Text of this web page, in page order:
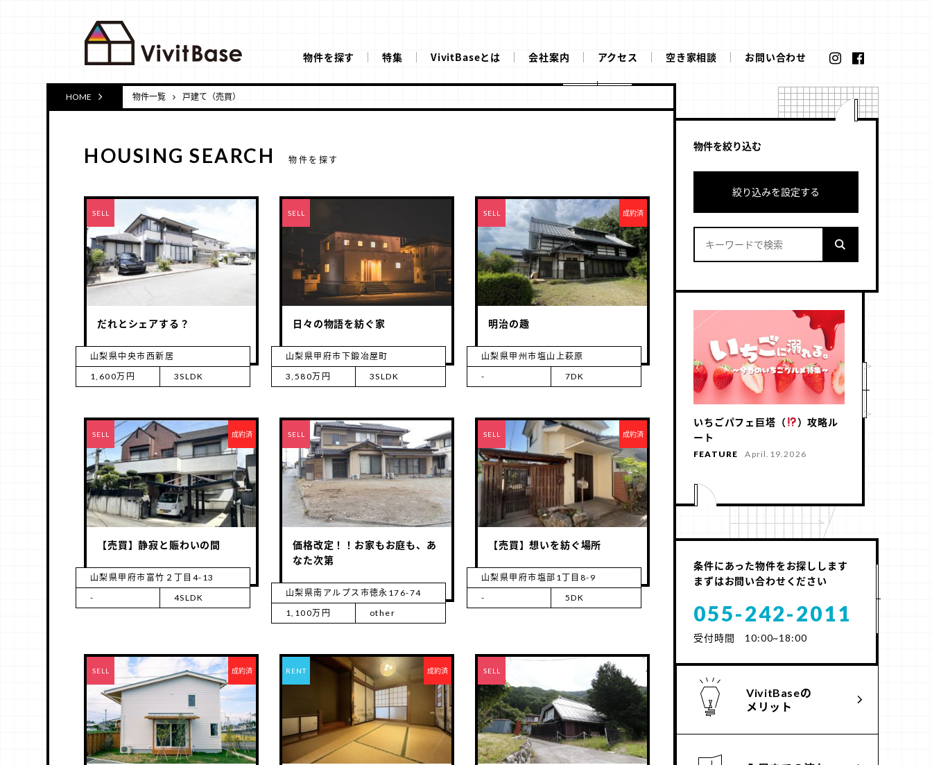
物件を探す 特集 VivitBaseとは 会社案内 アクセス 空き家相談 お問い合わせ
HOME 物件一覧 戸建て（売買）
HOUSING SEARCH 物件を探す
RENT
SELL
だれとシェアする？
山梨県中央市西新居
1,600万円
3SLDK
RENT
SELL
日々の物語を紡ぐ家
山梨県甲府市下鍛冶屋町
3,580万円
3SLDK
RENT
SELL 成約済
明治の趣
山梨県甲州市塩山上萩原
-
7DK
RENT
SELL 成約済
【売買】静寂と賑わいの間
山梨県甲府市富竹２丁目4-13
-
4SLDK
RENT
SELL
価格改定！！お家もお庭も、あ
なた次第
山梨県南アルプス市徳永176-74
1,100万円
other
RENT
SELL 成約済
【売買】想いを紡ぐ場所
山梨県甲府市塩部1丁目8-9
-
5DK
RENT
SELL 成約済 RENT 成約済 RENT
SELL
物件を絞り込む
絞り込みを設定する
いちごパフェ巨塔（
）攻略ル
ート
FEATURE April.19.2026
条件にあった物件をお探しします
まずはお問い合わせください
055-242-2011
受付時間 10:00~18:00
VivitBaseの
メリット